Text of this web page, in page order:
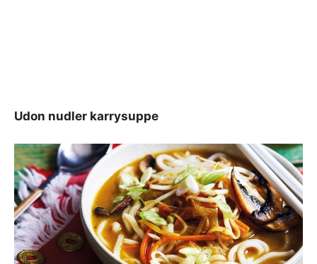
Udon nudler karrysuppe